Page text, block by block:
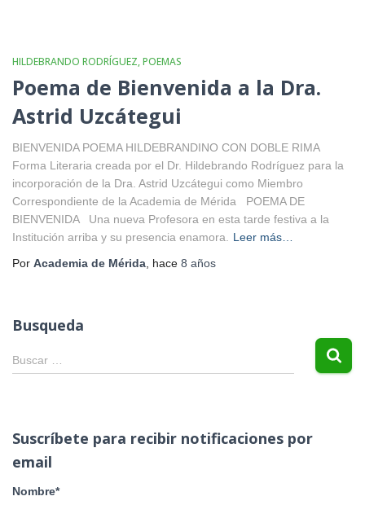
HILDEBRANDO RODRÍGUEZ POEMAS
Poema de Bienvenida a la Dra.
Astrid Uzcátegui
BIENVENIDA POEMA HILDEBRANDINO CON DOBLE RIMA
Forma Literaria creada por el Dr. Hildebrando Rodríguez para la
incorporación de la Dra. Astrid Uzcátegui como Miembro
Correspondiente de la Academia de Mérida POEMA DE
BIENVENIDA Una nueva Profesora en esta tarde festiva a la
Institución arriba y su presencia enamora. Leer más…
Por Academia de Mérida, hace 8 años
Busqueda
B
u
r
:
Buscar …
Suscríbete para recibir notificaciones por
email
Nombre*